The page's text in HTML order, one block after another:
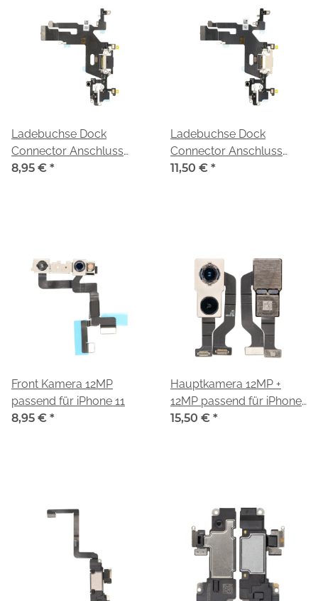
Ladebuchse Dock
Connector Anschluss
Flexkabel passend für
8,95 € *
Ladebuchse Dock
Connector Anschluss
Flexkabel passend für
11,50 € *
Front Kamera 12MP
passend für iPhone 11
8,95 € *
Hauptkamera 12MP +
12MP passend für iPhone
11
15,50 € *